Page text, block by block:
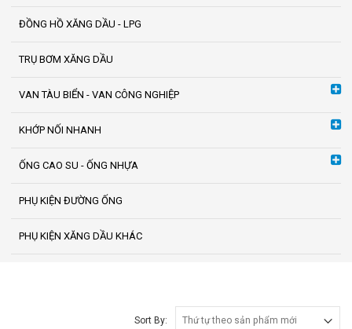
ĐỒNG HỒ XĂNG DẦU - LPG
TRỤ BƠM XĂNG DẦU
VAN TÀU BIỂN - VAN CÔNG NGHIỆP
KHỚP NỐI NHANH
ỐNG CAO SU - ỐNG NHỰA
PHỤ KIỆN ĐƯỜNG ỐNG
PHỤ KIỆN XĂNG DẦU KHÁC
Sort By: